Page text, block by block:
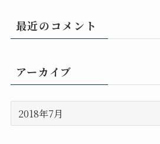
最近のコメント
アーカイブ
ア
ー